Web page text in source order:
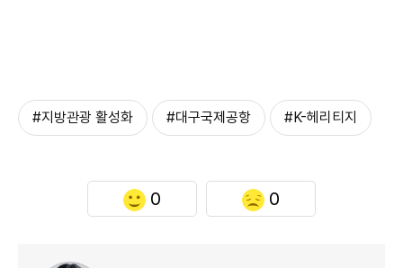
#지방관광 활성화 #대구국제공항 #K-헤리티지
0 0